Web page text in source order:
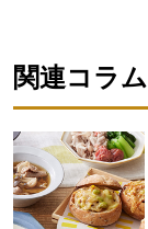
関連コラム